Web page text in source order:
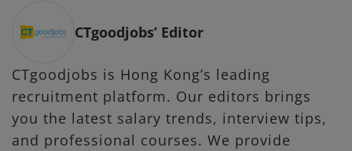
CTgoodjobs’ Editor
CTgoodjobs is Hong Kong’s leading
recruitment platform. Our editors brings
you the latest salary trends, interview tips,
and professional courses. We provide